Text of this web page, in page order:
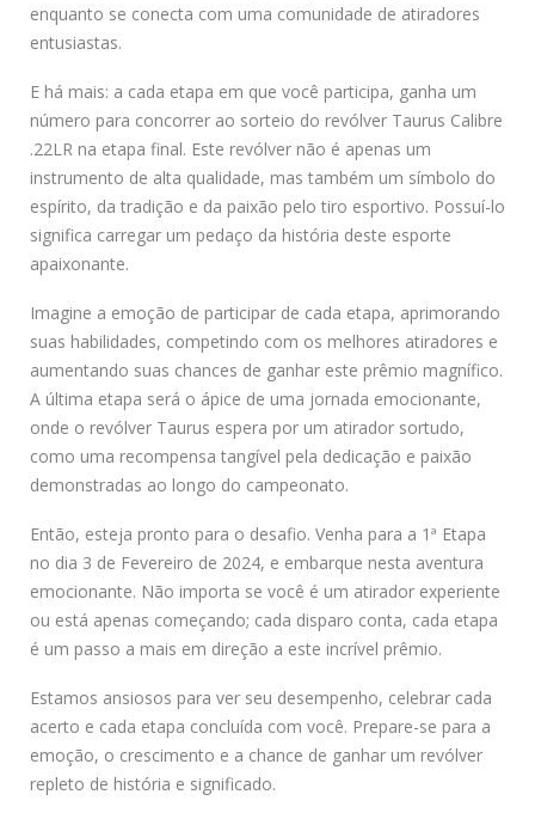
enquanto se conecta com uma comunidade de atiradores
entusiastas.
E há mais: a cada etapa em que você participa, ganha um
número para concorrer ao sorteio do revólver Taurus Calibre
.22LR na etapa final. Este revólver não é apenas um
instrumento de alta qualidade, mas também um símbolo do
espírito, da tradição e da paixão pelo tiro esportivo. Possuí-lo
significa carregar um pedaço da história deste esporte
apaixonante.
Imagine a emoção de participar de cada etapa, aprimorando
suas habilidades, competindo com os melhores atiradores e
aumentando suas chances de ganhar este prêmio magnífico.
A última etapa será o ápice de uma jornada emocionante,
onde o revólver Taurus espera por um atirador sortudo,
como uma recompensa tangível pela dedicação e paixão
demonstradas ao longo do campeonato.
Então, esteja pronto para o desafio. Venha para a 1ª Etapa
no dia 3 de Fevereiro de 2024, e embarque nesta aventura
emocionante. Não importa se você é um atirador experiente
ou está apenas começando; cada disparo conta, cada etapa
é um passo a mais em direção a este incrível prêmio.
Estamos ansiosos para ver seu desempenho, celebrar cada
acerto e cada etapa concluída com você. Prepare-se para a
emoção, o crescimento e a chance de ganhar um revólver
repleto de história e significado.